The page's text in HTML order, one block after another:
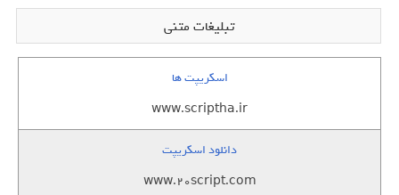
تبلیغات متنی
اسکریپت ها
www.scriptha.ir
دانلود اسکریپت
www.20script.com